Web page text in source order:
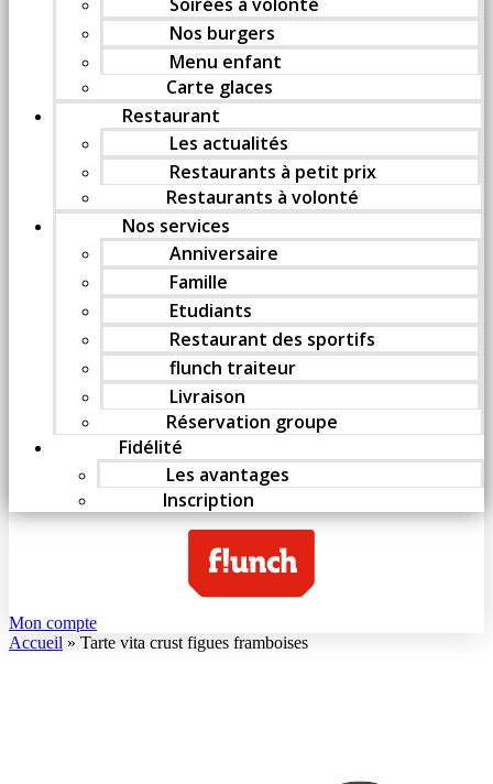
Nos burgers
Menu enfant
Carte glaces
Restaurant
Les actualités
Restaurants à petit prix
Restaurants à volonté
Nos services
Anniversaire
Famille
Etudiants
Restaurant des sportifs
flunch traiteur
Livraison
Réservation groupe
Fidélité
Les avantages
Inscription
Mon compte
Accueil » Tarte vita crust figues framboises